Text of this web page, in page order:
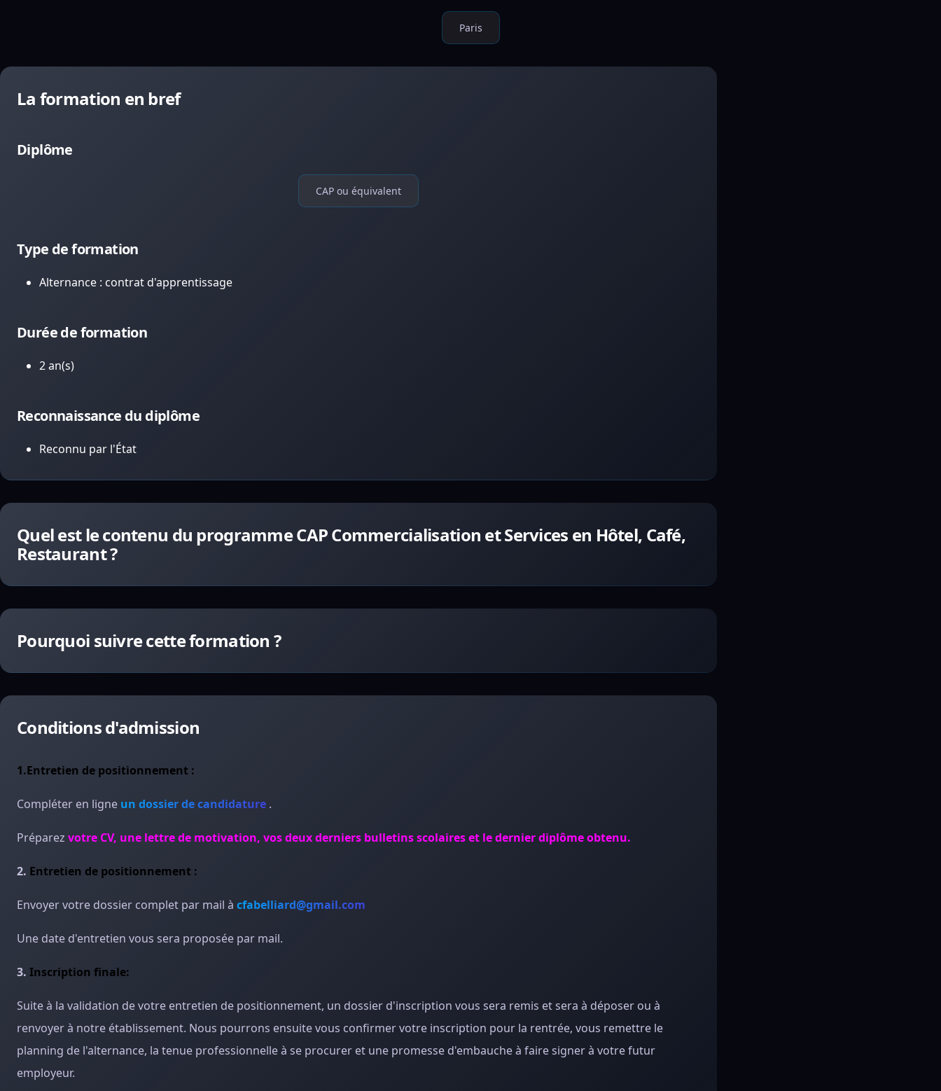
Paris
La formation en bref
Diplôme
CAP ou équivalent
Type de formation
Alternance : contrat d'apprentissage
Durée de formation
2 an(s)
Reconnaissance du diplôme
Reconnu par l'État
Quel est le contenu du programme CAP Commercialisation et Services en Hôtel, Café,
Restaurant ?
Pourquoi suivre cette formation ?
Conditions d'admission
1.Entretien de positionnement :
Compléter en ligne un dossier de candidature .
Préparez votre CV, une lettre de motivation, vos deux derniers bulletins scolaires et le dernier diplôme obtenu.
2. Entretien de positionnement :
Envoyer votre dossier complet par mail à cfabelliard@gmail.com
Une date d'entretien vous sera proposée par mail.
3. Inscription finale:
Suite à la validation de votre entretien de positionnement, un dossier d'inscription vous sera remis et sera à déposer ou à
renvoyer à notre établissement. Nous pourrons ensuite vous confirmer votre inscription pour la rentrée, vous remettre le
planning de l'alternance, la tenue professionnelle à se procurer et une promesse d'embauche à faire signer à votre futur
employeur.